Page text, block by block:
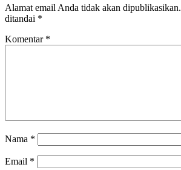
Alamat email Anda tidak akan dipublikasikan.
ditandai *
Komentar *
Nama *
Email *